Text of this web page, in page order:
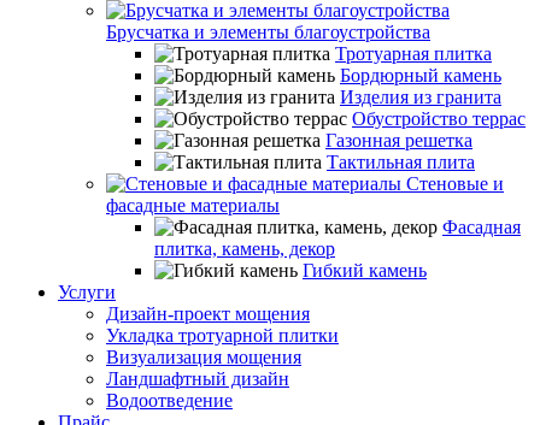
Брусчатка и элементы благоустройства
Тротуарная плитка
Бордюрный камень
Изделия из гранита
Обустройство террас
Газонная решетка
Тактильная плита
Стеновые и
фасадные материалы
Фасадная
плитка, камень, декор
Гибкий камень
Услуги
Дизайн-проект мощения
Укладка тротуарной плитки
Визуализация мощения
Ландшафтный дизайн
Водоотведение